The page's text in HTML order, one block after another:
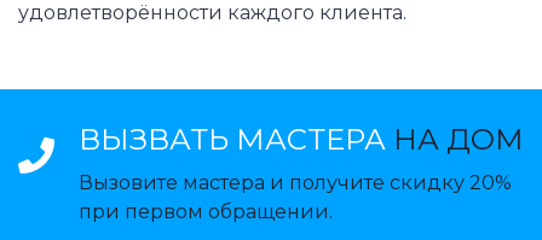
удовлетворённости каждого клиента.
ВЫЗВАТЬ МАСТЕРА НА ДОМ
Вызовите мастера и получите скидку 20%
при первом обращении.